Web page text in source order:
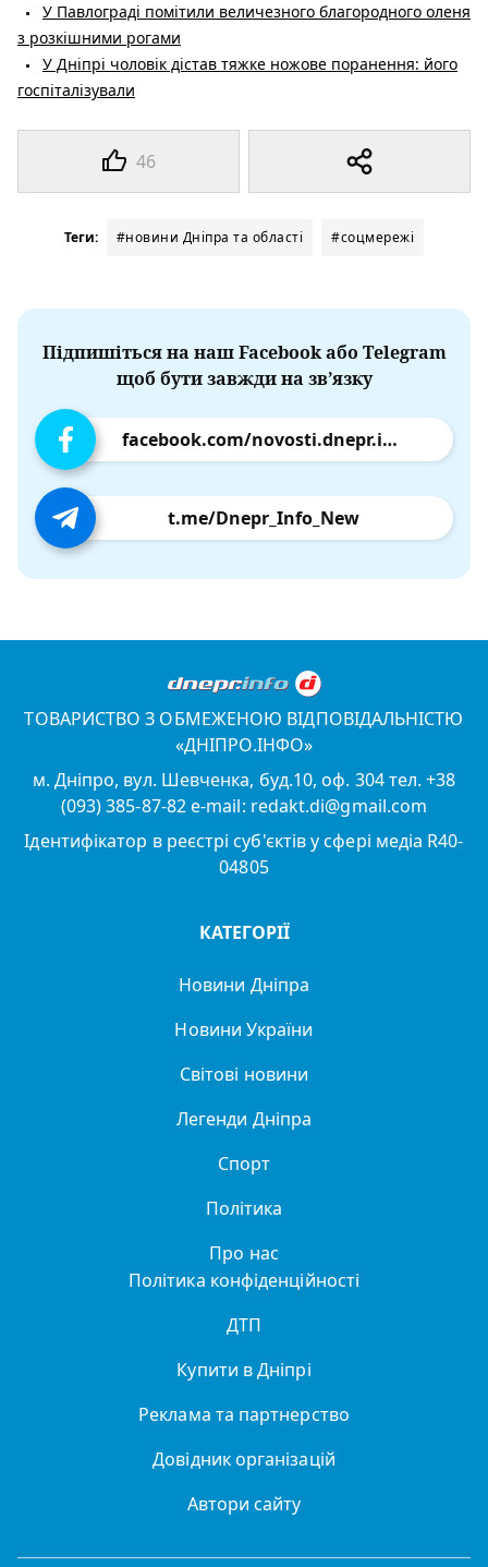
46
У Павлограді помітили величезного благородного оленя
з розкішними рогами
У Дніпрі чоловік дістав тяжке ножове поранення: його
госпіталізували
Теги: #новини Дніпра та області #соцмережі
Підпишіться на наш Facebook або Telegram
щоб бути завжди на зв’язку
facebook.com/novosti.dnepr.info
t.me/Dnepr_Info_New
ТОВАРИСТВО З ОБМЕЖЕНОЮ ВІДПОВІДАЛЬНІСТЮ
«ДНІПРО.ІНФО»
м. Дніпро, вул. Шевченка, буд.10, оф. 304 тел. +38
(093) 385-87-82 e-mail: redakt.di@gmail.com
Ідентифікатор в реєстрі суб'єктів у сфері медіа R40-
04805
КАТЕГОРІЇ
Новини Дніпра
Новини України
Світові новини
Легенди Дніпра
Спорт
Політика
Про нас
Політика конфіденційності
ДТП
Купити в Дніпрі
Реклама та партнерство
Довідник організацій
Автори сайту